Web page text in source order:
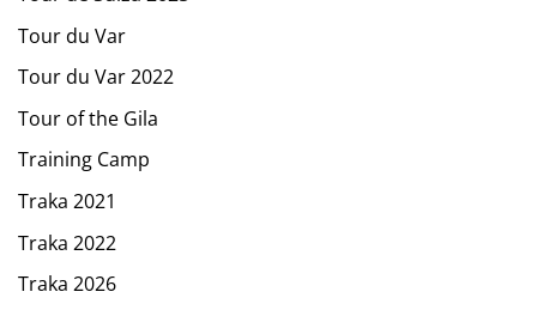
Tour du Var
Tour du Var 2022
Tour of the Gila
Training Camp
Traka 2021
Traka 2022
Traka 2026